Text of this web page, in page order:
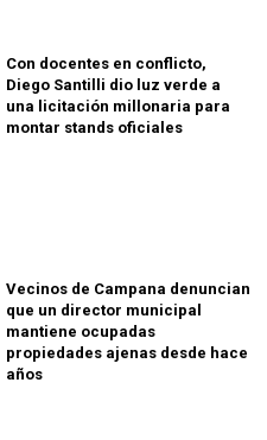
Con docentes en conflicto,
Diego Santilli dio luz verde a
una licitación millonaria para
montar stands oficiales
Vecinos de Campana denuncian
que un director municipal
mantiene ocupadas
propiedades ajenas desde hace
años